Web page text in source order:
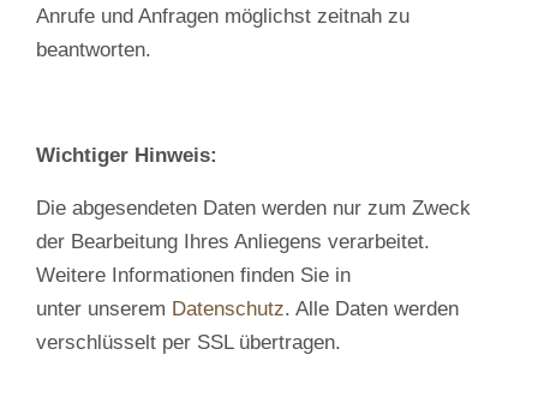
Anrufe und Anfragen möglichst zeitnah zu
beantworten.
Wichtiger Hinweis:
Die abgesendeten Daten werden nur zum Zweck
der Bearbeitung Ihres Anliegens verarbeitet.
Weitere Informationen finden Sie in
unter unserem Datenschutz. Alle Daten werden
verschlüsselt per SSL übertragen.